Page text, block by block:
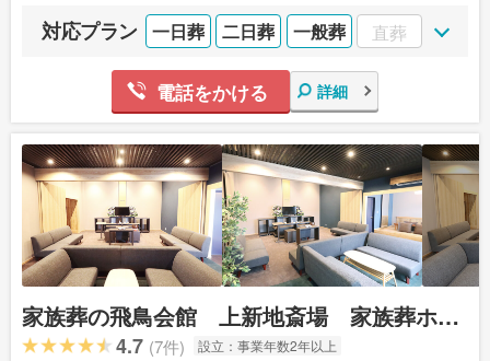
対応プラン 一日葬 二日葬 一般葬 直葬
電話をかける 詳細
家族葬の飛鳥会館 上新地斎場 家族葬ホー
ル 4.7 (7件) 設立： 事業年数2年以上